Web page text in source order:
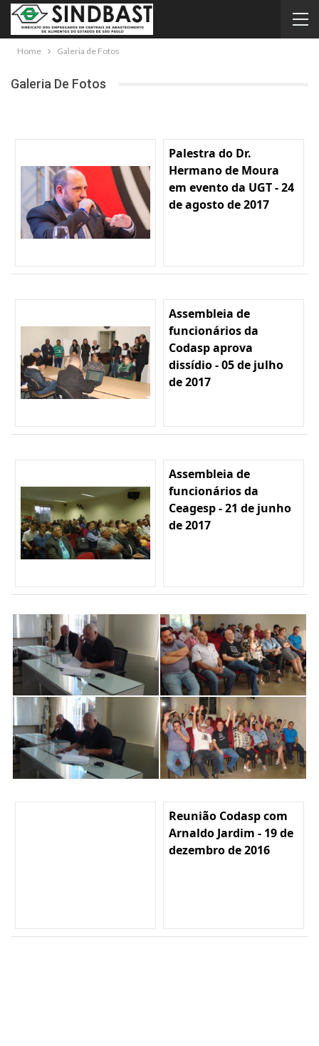
Home Galeria de Fotos
Galeria De Fotos
Palestra do Dr.
Hermano de Moura
em evento da UGT - 24
de agosto de 2017
Assembleia de
funcionários da
Codasp aprova
dissídio - 05 de julho
de 2017
Assembleia de
funcionários da
Ceagesp - 21 de junho
de 2017
Reunião Codasp com
Arnaldo Jardim - 19 de
dezembro de 2016